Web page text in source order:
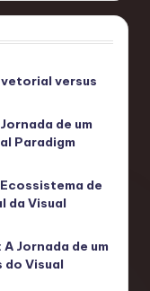
versus
de um
Paradigm
de
da Visual
Jornada de um
do Visual